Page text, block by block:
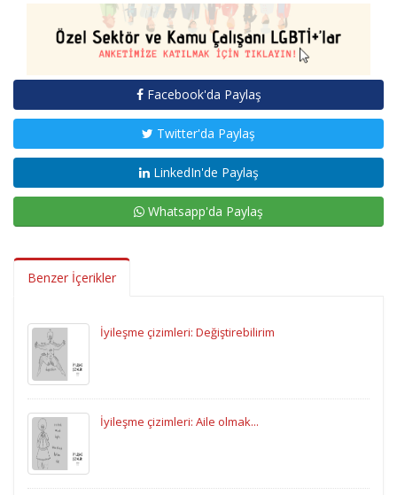
Facebook'da Paylaş
Twitter'da Paylaş
LinkedIn'de Paylaş
Whatsapp'da Paylaş
Benzer İçerikler
İyileşme çizimleri: Değiştirebilirim
İyileşme çizimleri: Aile olmak...